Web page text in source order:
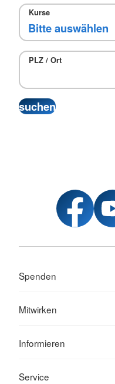
Kurse
PLZ / Ort
Spenden
Mitwirken
Informieren
Service